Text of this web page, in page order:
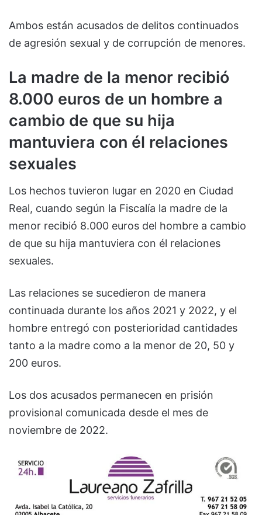
Ambos están acusados de delitos continuados
de agresión sexual y de corrupción de menores.
La madre de la menor recibió
8.000 euros de un hombre a
cambio de que su hija
mantuviera con él relaciones
sexuales
Los hechos tuvieron lugar en 2020 en Ciudad
Real, cuando según la Fiscalía la madre de la
menor recibió 8.000 euros del hombre a cambio
de que su hija mantuviera con él relaciones
sexuales.
Las relaciones se sucedieron de manera
continuada durante los años 2021 y 2022, y el
hombre entregó con posterioridad cantidades
tanto a la madre como a la menor de 20, 50 y
200 euros.
Los dos acusados permanecen en prisión
provisional comunicada desde el mes de
noviembre de 2022.